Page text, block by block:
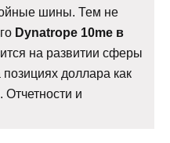
шины. Тем не
Dynatrope 10me в
на развитии сферы
позициях доллара как
и